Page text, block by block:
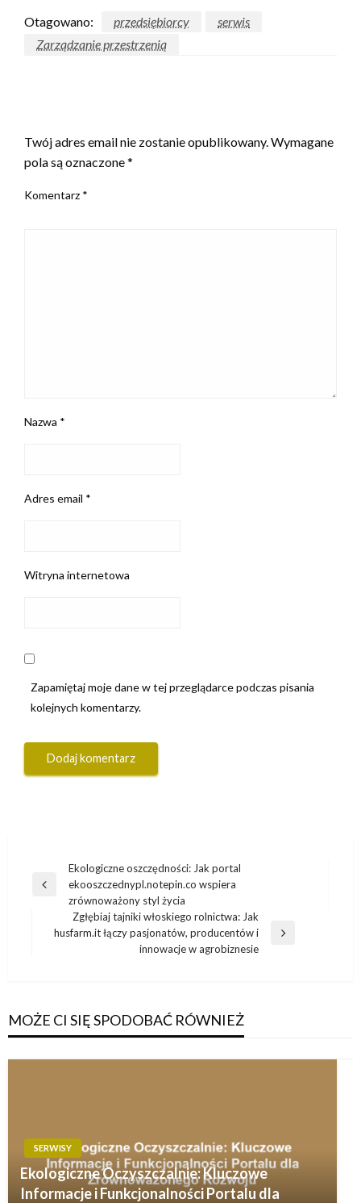
Otagowano: przedsiębiorcy
serwis
Zarządzanie przestrzenią
Twój adres email nie zostanie opublikowany.Wymagane
pola są oznaczone*
Komentarz *
Nazwa *
Adres email *
Witryna internetowa
Zapamiętaj moje dane w tej przeglądarce podczas pisania
kolejnych komentarzy.
Nawigacja
wpisu
Poprzedni
Ekologiczne oszczędności: Jak portal
ekooszczednypl.notepin.co wspiera
zrównoważony styl życia
Następny
Zgłębiaj tajniki włoskiego rolnictwa: Jak
husfarm.it łączy pasjonatów, producentów i
innowacje w agrobiznesie
MOŻE CI SIĘ SPODOBAĆ RÓWNIEŻ
SERWISY
Ekologiczne Oczyszczalnie: Kluczowe
Informacje i Funkcjonalności Portalu dla